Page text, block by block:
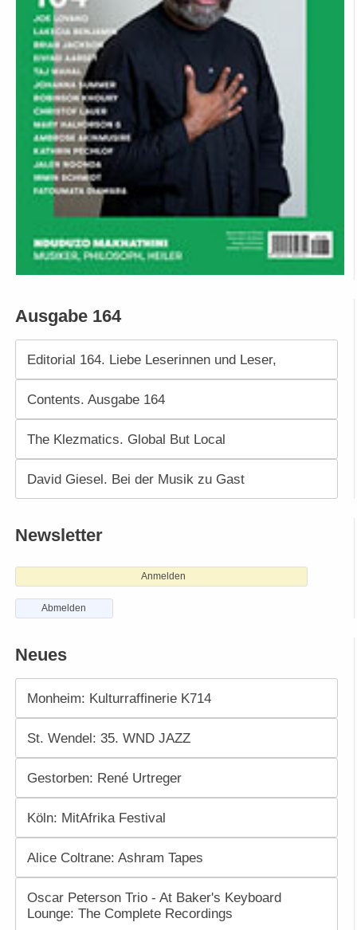
Ausgabe 164
Editorial 164. Liebe Leserinnen und Leser,
Contents. Ausgabe 164
The Klezmatics. Global But Local
David Giesel. Bei der Musik zu Gast
Newsletter
Anmelden
Abmelden
Neues
Monheim: Kulturraffinerie K714
St. Wendel: 35. WND JAZZ
Gestorben: René Urtreger
Köln: MitAfrika Festival
Alice Coltrane: Ashram Tapes
Oscar Peterson Trio - At Baker's Keyboard
Lounge: The Complete Recordings